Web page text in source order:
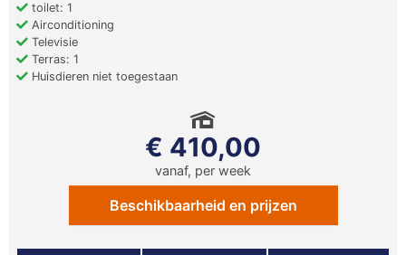
toilet: 1
Airconditioning
Televisie
Terras: 1
Huisdieren niet toegestaan
€ 410,00
vanaf, per week
Beschikbaarheid en prijzen